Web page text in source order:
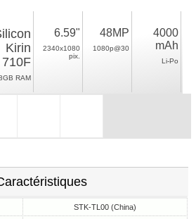
Kirin
710F
RAM
6.59"
2340x1080
pix.
48MP
1080p@30
4000
mAh
Li-Po
STK-TL00 (China)